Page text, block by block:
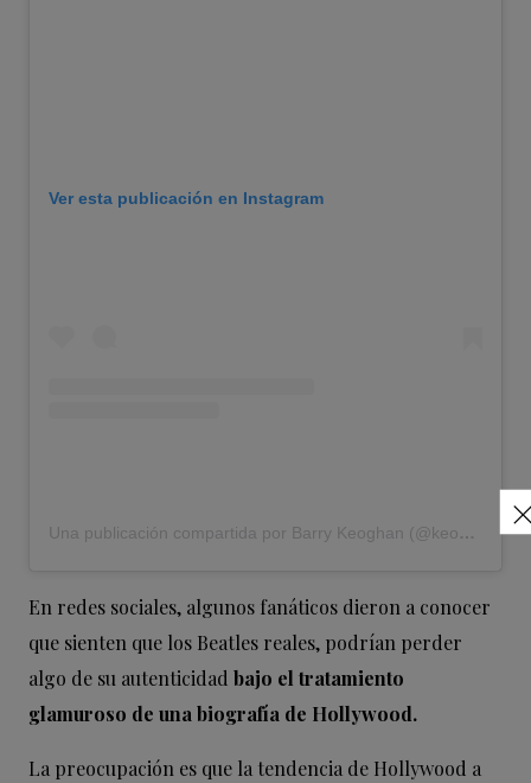
Ver esta publicación en Instagram
Una publicación compartida por Barry Keoghan (@keoghan92)
En redes sociales, algunos fanáticos dieron a conocer
que sienten que los Beatles reales, podrían perder
algo de su autenticidad bajo el tratamiento
glamuroso de una biografía de Hollywood.
La preocupación es que la tendencia de Hollywood a